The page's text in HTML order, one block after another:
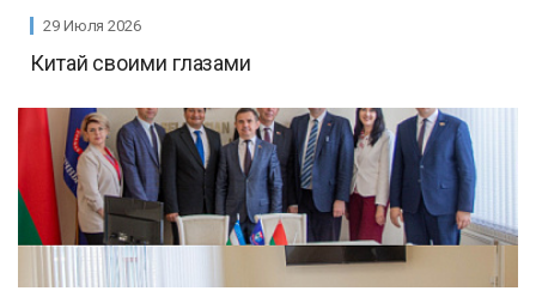
29 Июля 2026
Китай своими глазами